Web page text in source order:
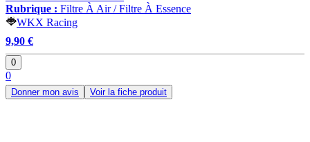
Rubrique : Filtre À Air / Filtre À Essence
WKX Racing
9,90 €
0
0
Donner mon avis Voir la fiche produit